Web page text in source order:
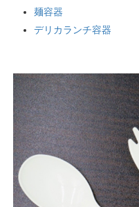
麺容器
デリカランチ容器